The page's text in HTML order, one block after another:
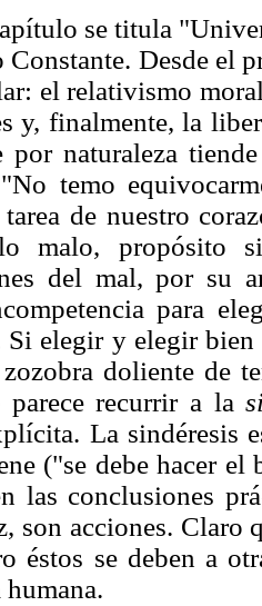
se titula
Constante. Desde el
el relativismo
y, finalmente, la
por naturaleza
temo
tarea de nuestro
malo, propósito
del mal, por su
para
Si elegir y elegir
doliente de
parece recurrir a la
La sindéresis
("se debe hacer
las conclusiones
son acciones. Claro
éstos se deben a
humana.